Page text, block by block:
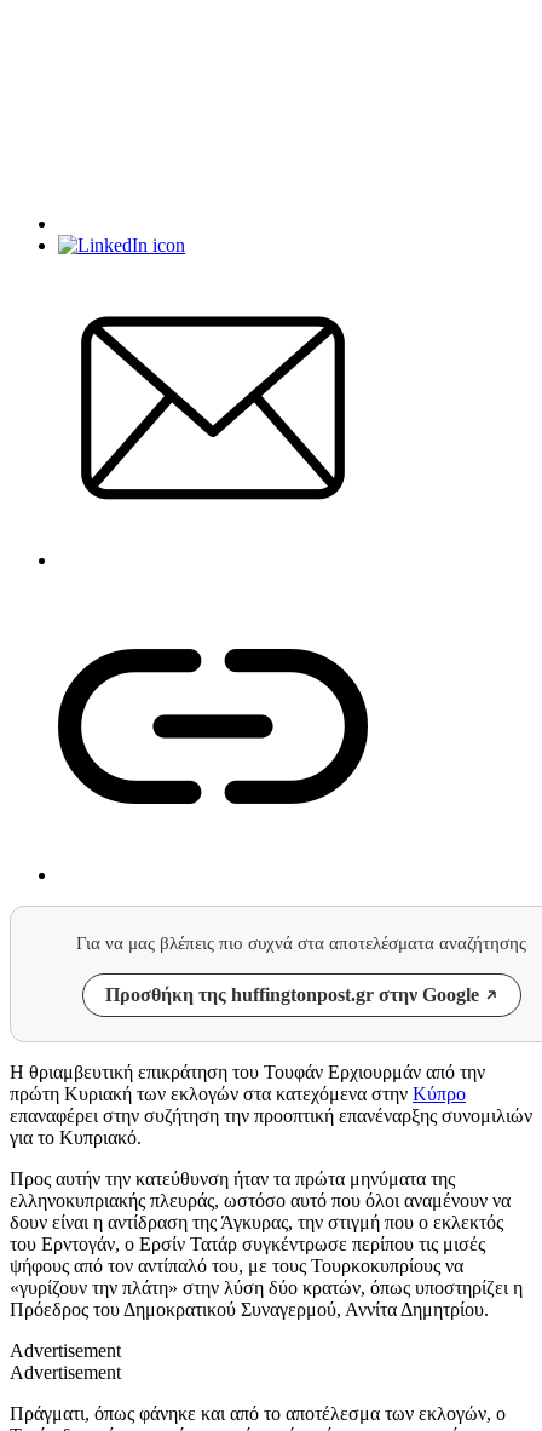
Για να μας βλέπεις πιο συχνά στα αποτελέσματα αναζήτησης
Προσθήκη της huffingtonpost.gr στην Google
Η θριαμβευτική επικράτηση του Τουφάν Ερχιουρμάν από την
πρώτη Κυριακή των εκλογών στα κατεχόμενα στην Κύπρο
επαναφέρει στην συζήτηση την προοπτική επανέναρξης συνομιλιών
για το Κυπριακό.
Προς αυτήν την κατεύθυνση ήταν τα πρώτα μηνύματα της
ελληνοκυπριακής πλευράς, ωστόσο αυτό που όλοι αναμένουν να
δουν είναι η αντίδραση της Άγκυρας, την στιγμή που ο εκλεκτός
του Ερντογάν, ο Ερσίν Τατάρ συγκέντρωσε περίπου τις μισές
ψήφους από τον αντίπαλό του, με τους Τουρκοκυπρίους να
«γυρίζουν την πλάτη» στην λύση δύο κρατών, όπως υποστηρίζει η
Πρόεδρος του Δημοκρατικού Συναγερμού, Αννίτα Δημητρίου.
Advertisement
Advertisement
Πράγματι, όπως φάνηκε και από το αποτέλεσμα των εκλογών, ο